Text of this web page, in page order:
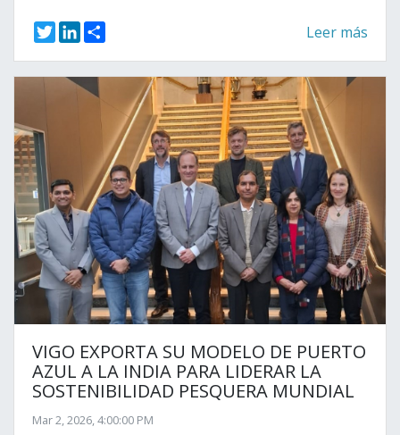
T
w
i
L
n
e
a
Leer más
VIGO EXPORTA SU MODELO DE PUERTO
AZUL A LA INDIA PARA LIDERAR LA
SOSTENIBILIDAD PESQUERA MUNDIAL
Mar 2, 2026, 4:00:00 PM